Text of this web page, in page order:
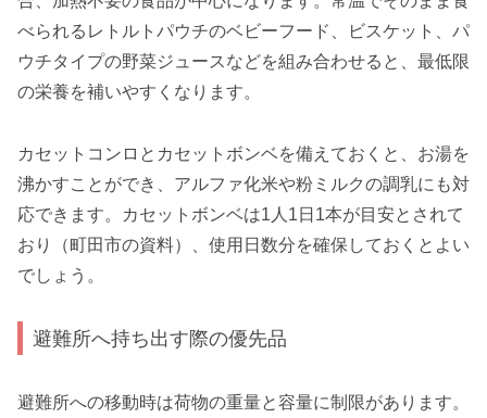
べられるレトルトパウチのベビーフード、ビスケット、パ
ウチタイプの野菜ジュースなどを組み合わせると、最低限
の栄養を補いやすくなります。
カセットコンロとカセットボンベを備えておくと、お湯を
沸かすことができ、アルファ化米や粉ミルクの調乳にも対
応できます。カセットボンベは1人1日1本が目安とされて
おり（町田市の資料）、使用日数分を確保しておくとよい
でしょう。
避難所へ持ち出す際の優先品
避難所への移動時は荷物の重量と容量に制限があります。